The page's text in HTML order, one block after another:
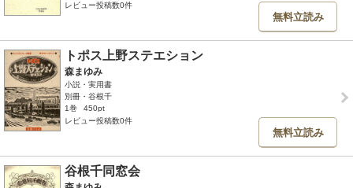
レビュー投稿数0件
無料立読み
トポス上野ステエション
森まゆみ
小説・実用書
別冊・谷根千
1巻
450pt
レビュー投稿数0件
無料立読み
谷根千同窓会